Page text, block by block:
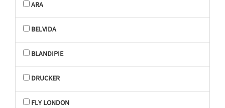
ARA
BELVIDA
BLANDIPIE
DRUCKER
FLY LONDON